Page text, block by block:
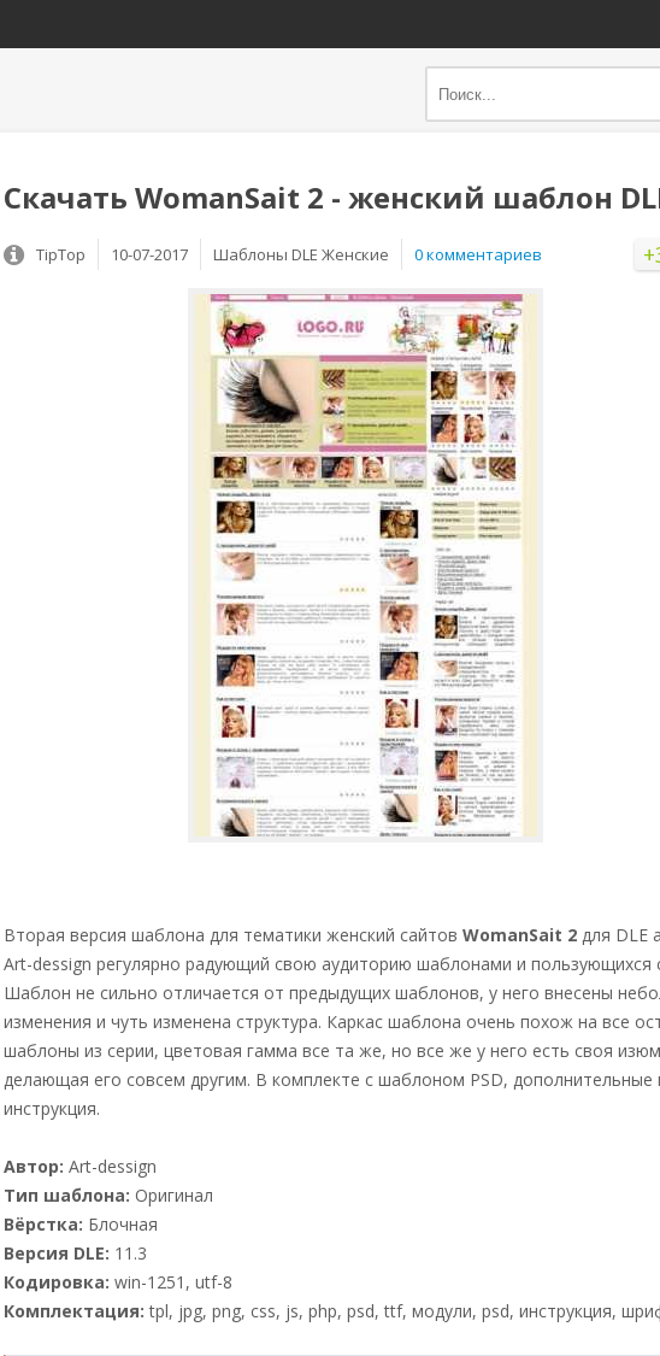
Скачать WomanSait 2 - женский шаблон
TipTop 10-07-2017 Шаблоны DLE Женские 0 комментариев
Вторая версия шаблона для тематики женский сайтов WomanSait 2 для DLE
Art-dessign регулярно радующий свою аудиторию шаблонами и пользующихся
Шаблон не сильно отличается от предыдущих шаблонов, у него внесены
изменения и чуть изменена структура. Каркас шаблона очень похож на все
шаблоны из серии, цветовая гамма все та же, но все же у него есть своя
делающая его совсем другим. В комплекте с шаблоном PSD, дополнительные
инструкция.
Автор: Art-dessign
Тип шаблона: Оригинал
Вёрстка: Блочная
Версия DLE: 11.3
Кодировка: win-1251, utf-8
Комплектация: tpl, jpg, png, css, js, php, psd, ttf, модули, psd, инструкция,